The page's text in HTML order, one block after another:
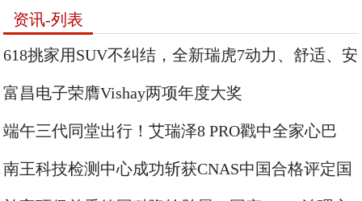
资讯-列表
618挑家用SUV不纠结，全新瑞虎7动力、舒适、安
全样样能打
富昌电子荣膺Vishay两项年度大奖
端午三代同堂出行！艾瑞泽8 PRO戳中全家心巴
南王科技检测中心成功斩获CNAS中国合格评定国
家认可委员会认可评定